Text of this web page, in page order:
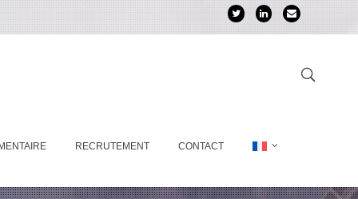
RECRUTEMENT CONTACT